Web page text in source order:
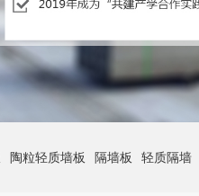
陶粒轻质墙板 隔墙板 轻质隔墙